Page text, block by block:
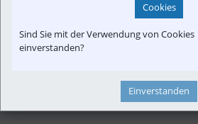
Eine vom Handelsblatt beim
Auftrag gegebene Untersuchung zeigt,
Pünktlichkeit von ICs und ICEs
Cookies
Sind Sie mit der Verwendung von Cookies
einverstanden?
Einverstanden